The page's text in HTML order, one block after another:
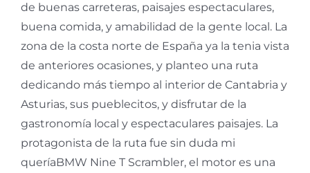
de buenas carreteras, paisajes espectaculares,
buena comida, y amabilidad de la gente local. La
zona de la costa norte de España ya la tenia vista
de anteriores ocasiones, y planteo una ruta
dedicando más tiempo al interior de Cantabria y
Asturias, sus pueblecitos, y disfrutar de la
gastronomía local y espectaculares paisajes. La
protagonista de la ruta fue sin duda mi
queríaBMW Nine T Scrambler, el motor es una